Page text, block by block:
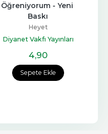
Sepete Ekle
Öğreniyorum - Yeni
Baskı
Heyet
Diyanet Vakfı Yayınları
4,90